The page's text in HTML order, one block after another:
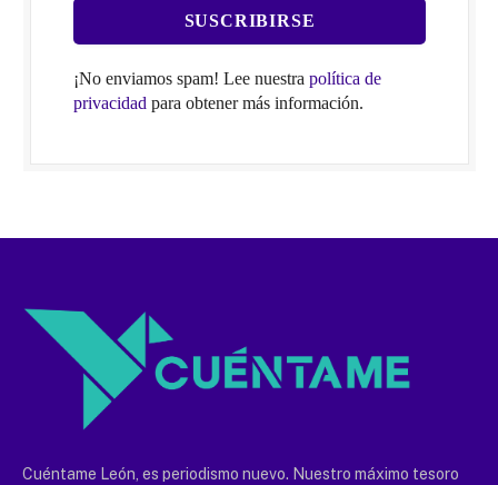
¡No enviamos spam! Lee nuestra política de
privacidad para obtener más información.
Cuéntame León, es periodismo nuevo. Nuestro máximo tesoro